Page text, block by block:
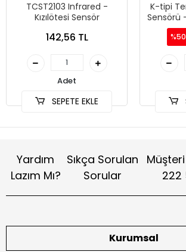
TCST2103 Infrared -
Kızılötesi Sensör
142,56 TL
Adet
SEPETE EKLE
K-tipi
Sensörü
%50
Yardım
Lazım Mı?
Sıkça Sorulan
Sorular
222
Kurumsal